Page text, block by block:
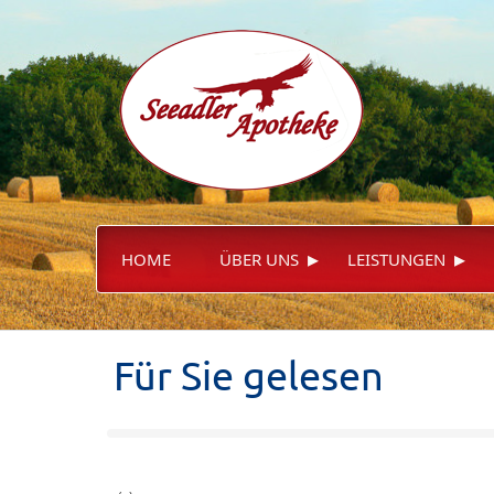
HOME ÜBER UNS ▸ LEISTUNGEN ▸
Für Sie gelesen